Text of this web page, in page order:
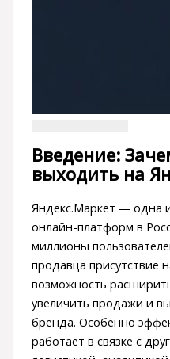
Введение:
выходить на
Яндекс.Маркет — одна
онлайн-платформ в
миллионы
продавца присутствие
возможность
увеличить продажи и
бренда. Особенно
работает в связке с